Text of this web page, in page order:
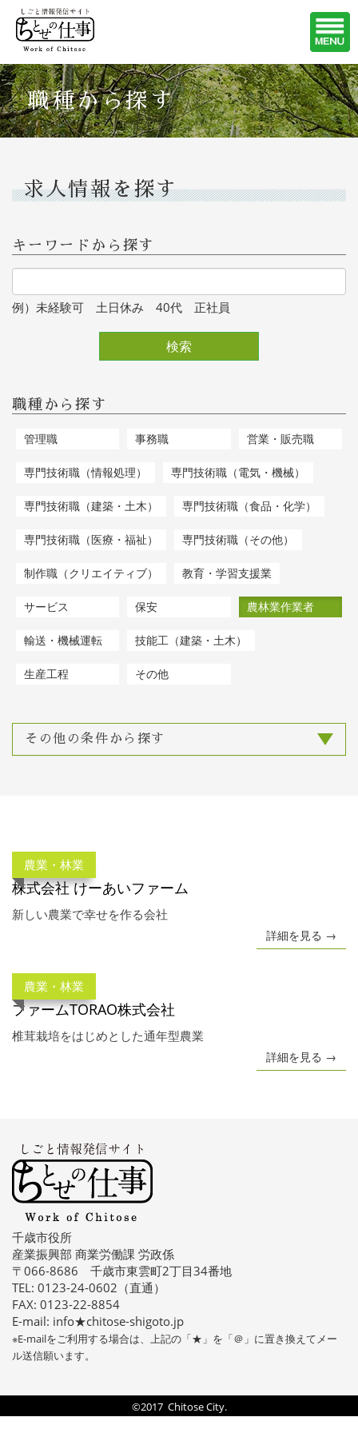
職種から探す
求人情報を探す
キーワードから探す
例）未経験可 土日休み 40代 正社員
検索
職種から探す
管理職 事務職 営業・販売職
専門技術職（情報処理） 専門技術職（電気・機械）
専門技術職（建築・土木） 専門技術職（食品・化学）
専門技術職（医療・福祉） 専門技術職（その他）
制作職（クリエイティブ） 教育・学習支援業
サービス 保安 農林業作業者
輸送・機械運転 技能工（建築・土木）
生産工程 その他
その他の条件から探す
農業・林業
株式会社 けーあいファーム
新しい農業で幸せを作る会社
詳細を見る →
農業・林業
ファームTORAO株式会社
椎茸栽培をはじめとした通年型農業
詳細を見る →
千歳市役所
産業振興部 商業労働課 労政係
〒066-8686 千歳市東雲町2丁目34番地
TEL: 0123-24-0602（直通）
FAX: 0123-22-8854
E-mail: info★chitose-shigoto.jp
※E-mailをご利用する場合は、上記の「★」を「＠」に置き換えてメー
ル送信願います。
©2017 Chitose City.